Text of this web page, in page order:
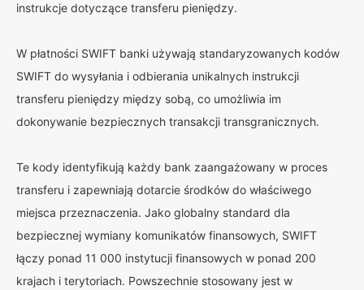
instrukcje dotyczące transferu pieniędzy.
W płatności SWIFT banki używają standaryzowanych kodów
SWIFT do wysyłania i odbierania unikalnych instrukcji
transferu pieniędzy między sobą, co umożliwia im
dokonywanie bezpiecznych transakcji transgranicznych.
Te kody identyfikują każdy bank zaangażowany w proces
transferu i zapewniają dotarcie środków do właściwego
miejsca przeznaczenia. Jako globalny standard dla
bezpiecznej wymiany komunikatów finansowych, SWIFT
łączy ponad 11 000 instytucji finansowych w ponad 200
krajach i terytoriach. Powszechnie stosowany jest w